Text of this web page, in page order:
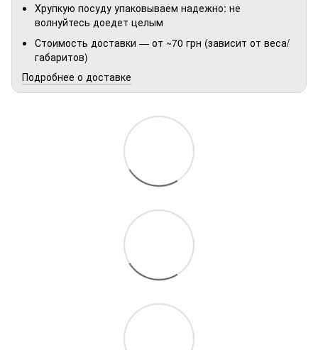
Хрупкую посуду упаковываем надежно: не
волнуйтесь доедет целым
Стоимость доставки — от ~70 грн (зависит от веса/
габаритов)
Подробнее о доставке